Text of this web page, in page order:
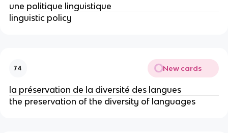
une politique linguistique
linguistic policy
74 New cards
la préservation de la diversité des langues
the preservation of the diversity of languages